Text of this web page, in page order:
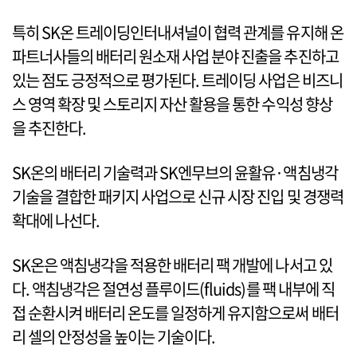
특히 SK온 트레이딩인터내셔널이 협력 관계를 유지해 온
파트너사들의 배터리 원소재 사업 분야 진출을 추진하고
있는 점도 긍정적으로 평가된다. 트레이딩 사업은 비즈니
스 영역 확장 및 스토리지 자산 활용을 통한 수익성 향상
을 추진한다.
SK온의 배터리 기술력과 SK엔무브의 윤활유·액침냉각
기술을 결합한 패키지 사업으로 신규 시장 진입 및 경쟁력
확대에 나선다.
SK온은 액침냉각을 적용한 배터리 팩 개발에 나서고 있
다. 액침냉각은 절연성 플루이드(fluids)를 팩 내부에 직
접 순환시켜 배터리 온도를 일정하게 유지함으로써 배터
리 셀의 안정성을 높이는 기술이다.